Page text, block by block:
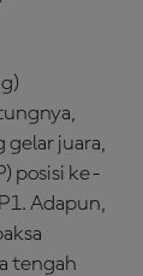
gelar juara,
posisi ke-
Adapun,
tengah